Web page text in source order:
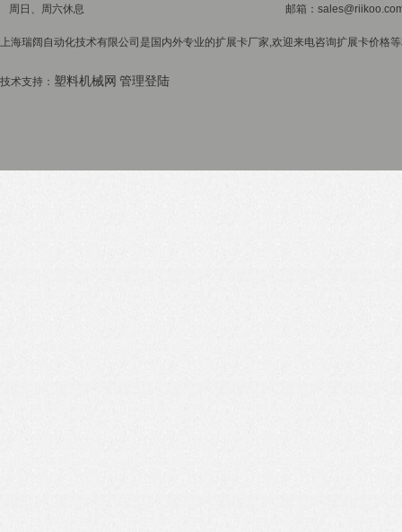
周日、周六休息 邮箱：
上海瑞阔自动化技术有限公司是国内外专业的扩展卡厂家,欢迎来电咨询扩展卡价格
技术支持： 塑料机械网 管理登陆